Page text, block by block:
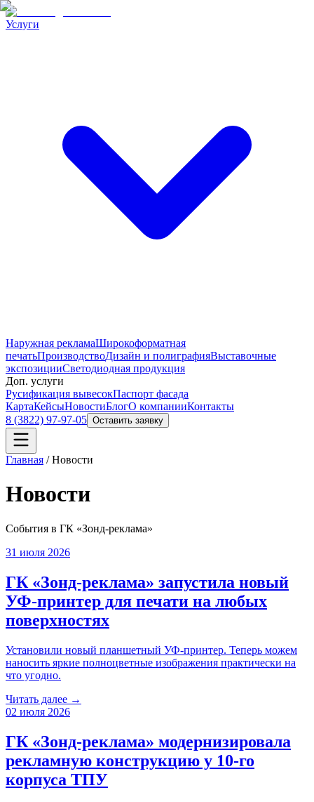
Услуги
Наружная рекламаШирокоформатная
печатьПроизводствоДизайн и полиграфияВыставочные
экспозицииСветодиодная продукция
Доп. услуги
Русификация вывесокПаспорт фасада
КартаКейсыНовостиБлогО компанииКонтакты
8 (3822) 97-97-05 Оставить заявку
Главная /Новости
Новости
События в ГК «Зонд-реклама»
31 июля 2026
ГК «Зонд-реклама» запустила новый
УФ-принтер для печати на любых
поверхностях
Установили новый планшетный УФ-принтер. Теперь можем
наносить яркие полноцветные изображения практически на
что угодно.
Читать далее →
02 июля 2026
ГК «Зонд-реклама» модернизировала
рекламную конструкцию у 10-го
корпуса ТПУ